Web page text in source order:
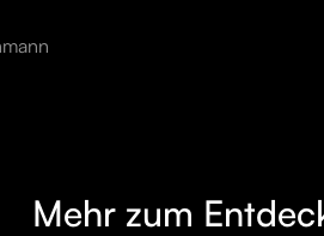
Mehr zum